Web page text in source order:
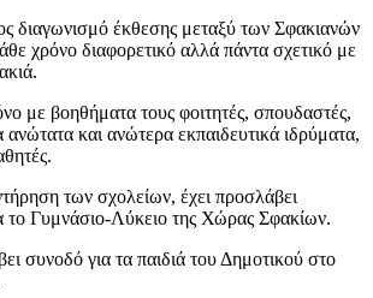
διαγωνισμό έκθεσης μεταξύ των Σφακιανών
χρόνο διαφορετικό αλλά πάντα σχετικό με
με βοηθήματα τους φοιτητές, σπουδαστές,
ανώτατα και ανώτερα εκπαιδευτικά ιδρύματα,
των σχολείων, έχει προσλάβει
το Γυμνάσιο-Λύκειο της Χώρας Σφακίων.
συνοδό για τα παιδιά του Δημοτικού στο